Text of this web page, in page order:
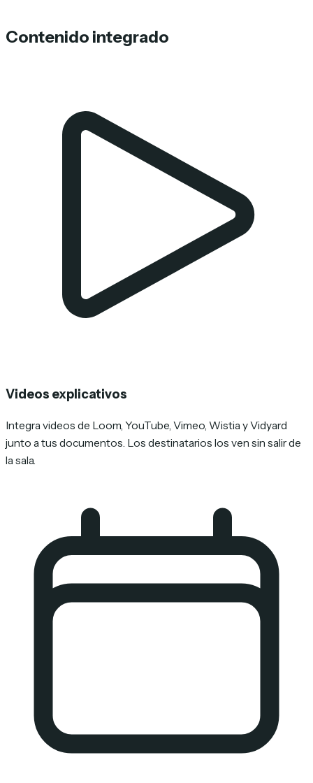
Contenido integrado
Videos explicativos
Integra videos de Loom, YouTube, Vimeo, Wistia y Vidyard
junto a tus documentos. Los destinatarios los ven sin salir de
la sala.